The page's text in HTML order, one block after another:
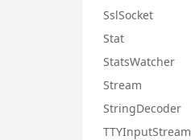
SslSocket
Stat
StatsWatcher
Stream
StringDecoder
TTYInputStream